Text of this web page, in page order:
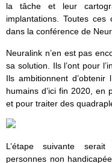
la tâche et leur
implantations. Toutes ces
dans la conférence de
Neuralink n’en est pas
sa solution. Ils l’ont pour
Ils ambitionnent
humains d’ici fin 2020, en
et pour traiter des
L’étape suivante serait
personnes non